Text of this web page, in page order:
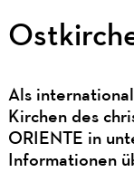
Als
Kirchen des
ORIENTE in
Informationen